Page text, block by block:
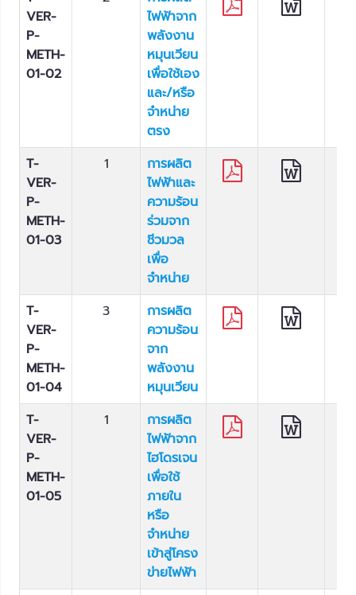
VER-
P-
METH-
01-02
ไฟฟ้าจาก
พลังงาน
หมุนเวียน
เพื่อใช้เอง
และ/หรือ
จำหน่าย
ตรง
T-
VER-
P-
METH-
01-03
1
การผลิต
ไฟฟ้าและ
ความร้อน
ร่วมจาก
ชีวมวล
เพื่อ
จำหน่าย
T-
VER-
P-
METH-
01-04
3
การผลิต
ความร้อน
จาก
พลังงาน
หมุนเวียน
T-
VER-
P-
METH-
01-05
1
การผลิต
ไฟฟ้าจาก
ไฮโดรเจน
เพื่อใช้
ภายใน
หรือ
จำหน่าย
เข้าสู่โครง
ข่ายไฟฟ้า